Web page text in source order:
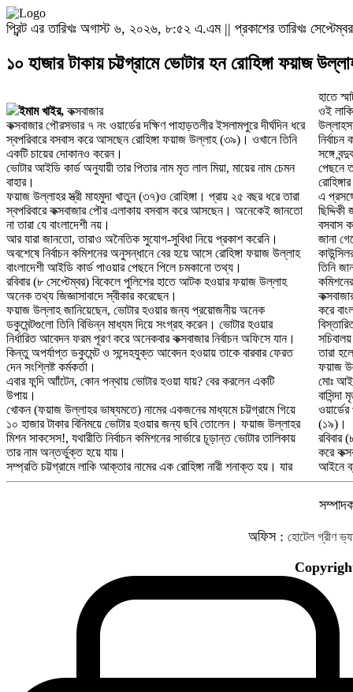
প্রিন্ট এর তারিখঃ অগাস্ট ৬, ২০২৬, ৮:৫২ এ.এম || প্রকাশের তারিখঃ
১০ হাজার টাকায় চট্টগ্রামে ভোটার হন রোহিঙ্গা ফয়াজ
ইমাম খাইর, কক্সবাজার
কক্সবাজার পৌরসভার ৭ নং ওয়ার্ডের দক্ষিণ পাহাড়তলীর ইসলামপুরে দীর্ঘদিন ধরে
স্বপরিবারে বসবাস করে আসছেন রোহিঙ্গা ফয়াজ উল্লাহ (৩৯)। ওখানে তিনি
একটি চায়ের দোকানও করেন।
ভোটার আইডি কার্ড অনুযায়ী তার পিতার নাম মৃত লাল মিয়া, মায়ের নাম চেমন
বাহার।
ফয়াজ উল্লাহর স্ত্রী মাহমুদা খাতুন (৩৭)ও রোহিঙ্গা। প্রায় ২৫ বছর ধরে তারা
স্বপরিবারে কক্সবাজার পৌর এলাকায় বসবাস করে আসছেন। অনেকেই জানতো
না তারা যে বাংলাদেশী নয়।
আর যারা জানতো, তারাও অনৈতিক সুযোগ-সুবিধা নিয়ে প্রকাশ করেনি।
অবশেষে নির্বাচন কমিশনের অনুসন্ধানে বের হয়ে আসে রোহিঙ্গা ফয়াজ উল্লাহ
বাংলাদেশী আইডি কার্ড পাওয়ার পেছনে পিলে চমকানো তথ্য।
রবিবার (৮ সেপ্টেম্বর) বিকেলে পুলিশের হাতে আটক হওয়ার ফয়াজ উল্লাহ
অনেক তথ্য জিজ্ঞাসাবাদে স্বীকার করেছেন।
ফয়াজ উল্লাহ জানিয়েছেন, ভোটার হওয়ার জন্য প্রয়োজনীয় অনেক
ডকুমেন্টগুলো তিনি বিভিন্ন মাধ্যম দিয়ে সংগ্রহ করেন। ভোটার হওয়ার
নির্ধারিত আবেদন ফরম পূরণ করে অনেকবার কক্সবাজার নির্বাচন অফিসে যান।
কিন্তু অপর্যাপ্ত ডকুমেন্ট ও সন্দেহযুক্ত আবেদন হওয়ায় তাকে বারবার ফেরত
দেন সংশ্লিষ্ট কর্মকর্তা।
এবার ফন্দি আাঁটেন, কোন পন্থায় ভোটার হওয়া যায়? বের করলেন একটি
উপায়।
খোকন (ফয়াজ উল্লাহর ভাষ্যমতে) নামের একজনের মাধ্যমে চট্টগ্রামে গিয়ে
১০ হাজার টাকার বিনিময়ে ভোটার হওয়ার জন্য ছবি তোলেন। ফয়াজ উল্লাহর
মিশন সাকসেস!, যথারীতি নির্বাচন কমিশনের সার্ভারে চূড়ান্ত ভোটার তালিকায়
তার নাম অন্তর্ভুক্ত হয়ে যায়।
সম্প্রতি চট্টগ্রামে লাকি আক্তার নামের এক রোহিঙ্গা নারী শনাক্ত হয়। যার
হাতে
ওই
সঙ্গে
পেছনে
এ
বসবাস
জানা
তিনি
করে
তারা
ফয়াজ
মোঃ
(১৯)।
রবিবার
করে
আইনে
অফিস : হোটেল গ্রীণ